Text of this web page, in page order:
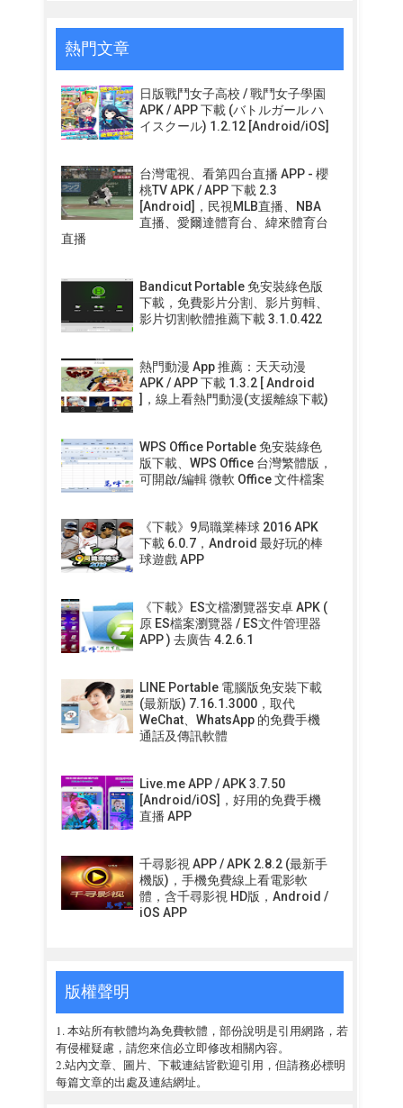
熱門文章
日版戰鬥女子高校 / 戰鬥女子學園
APK / APP 下載 (バトルガール ハ
イスクール) 1.2.12 [Android/iOS]
台灣電視、看第四台直播 APP - 櫻
桃TV APK / APP 下載 2.3
[Android]，民視MLB直播、NBA
直播、愛爾達體育台、緯來體育台
直播
Bandicut Portable 免安裝綠色版
下載，免費影片分割、影片剪輯、
影片切割軟體推薦下載 3.1.0.422
熱門動漫 App 推薦：天天动漫
APK / APP 下載 1.3.2 [ Android
]，線上看熱門動漫(支援離線下載)
WPS Office Portable 免安裝綠色
版下載、WPS Office 台灣繁體版，
可開啟/編輯 微軟 Office 文件檔案
《下載》9局職業棒球 2016 APK
下載 6.0.7，Android 最好玩的棒
球遊戲 APP
《下載》ES文檔瀏覽器安卓 APK (
原 ES檔案瀏覽器 / ES文件管理器
APP ) 去廣告 4.2.6.1
LINE Portable 電腦版免安裝下載
(最新版) 7.16.1.3000，取代
WeChat、WhatsApp 的免費手機
通話及傳訊軟體
Live.me APP / APK 3.7.50
[Android/iOS]，好用的免費手機
直播 APP
千尋影視 APP / APK 2.8.2 (最新手
機版)，手機免費線上看電影軟
體，含千尋影視 HD版，Android /
iOS APP
版權聲明
1. 本站所有軟體均為免費軟體，部份說明是引用網路，若
有侵權疑慮，請您來信必立即修改相關內容。
2.站內文章、圖片、下載連結皆歡迎引用，但請務必標明
每篇文章的出處及連結網址。